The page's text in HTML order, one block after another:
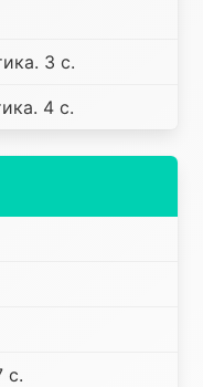
3 с.
4 с.
с.